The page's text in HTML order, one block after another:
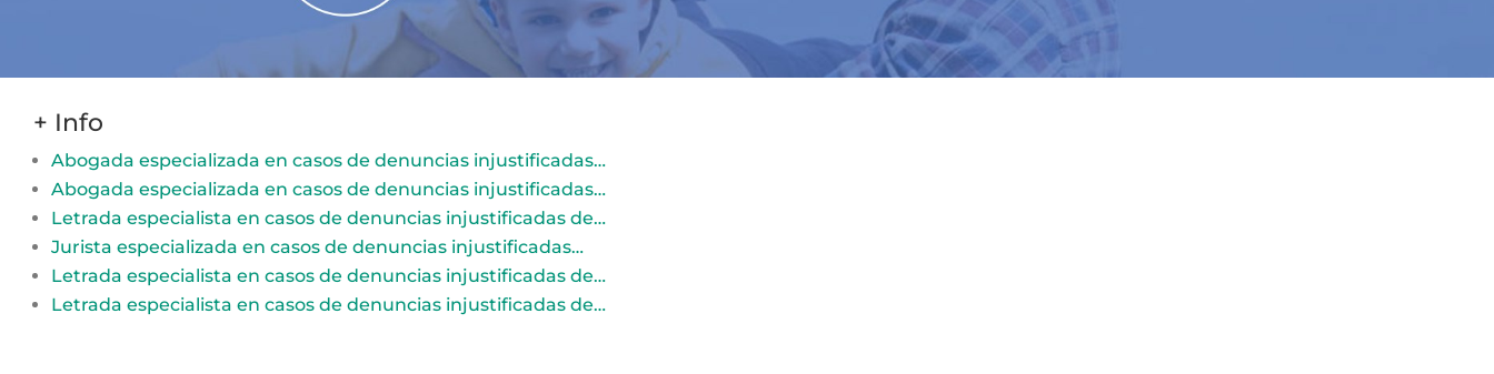
+ Info
Abogada especializada en casos de denuncias injustificadas…
Abogada especializada en casos de denuncias injustificadas…
Letrada especialista en casos de denuncias injustificadas de…
Jurista especializada en casos de denuncias injustificadas…
Letrada especialista en casos de denuncias injustificadas de…
Letrada especialista en casos de denuncias injustificadas de…